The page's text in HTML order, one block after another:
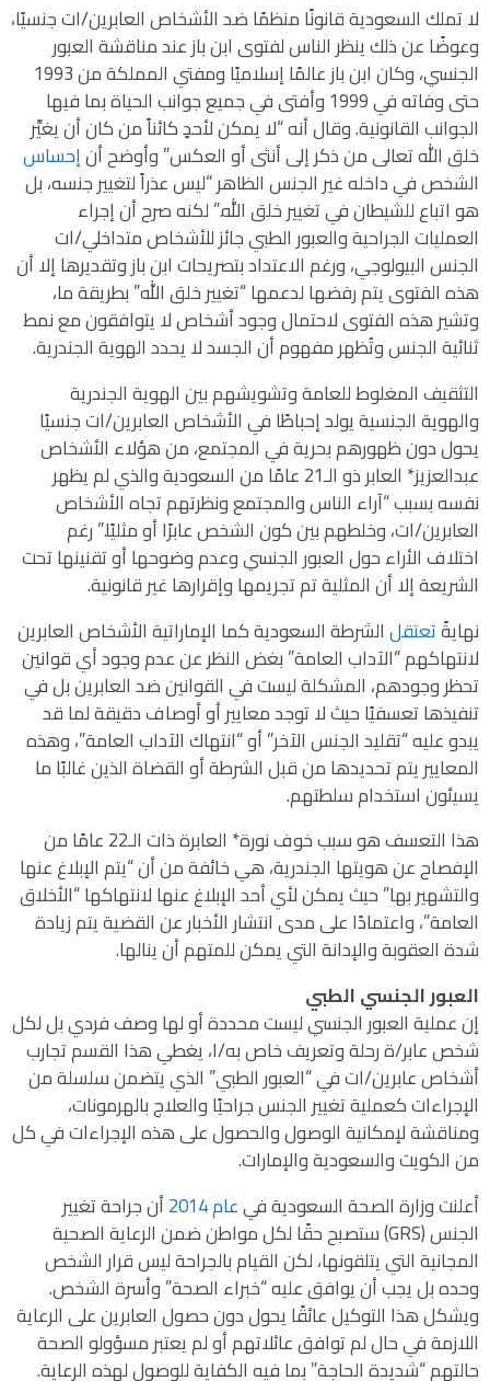
لا تملك السعودية قانونًا منظمًا ضد الأشخاص العابرين/ات جنسيًا،
وعوضًا عن ذلك ينظر الناس لفتوى ابن باز عند مناقشة العبور
الجنسي، وكان ابن باز عالمًا إسلاميًا ومفتي المملكة من 1993
حتى وفاته في 1999 وأفتى في جميع جوانب الحياة بما فيها
الجوانب القانونية. وقال أنه “لا يمكن لأحدٍ كائناً من كان أن يغيِّر
خلق الله تعالى من ذكر إلى أنثى أو العكس” وأوضح أنإحساس
الشخص في داخله غير الجنس الظاهر “ليس عذراً لتغيير جنسه، بل
هو اتباع للشيطان في تغيير خلق الله.” لكنه صرح أن إجراء
العمليات الجراحية والعبور الطبي جائز للأشخاص متداخلي/ات
الجنس البيولوجي، ورغم الاعتداد بتصريحات ابن باز وتقديرها إلا أن
هذه الفتوى يتم رفضها لدعمها “تغيير خلق الله” بطريقة ما،
وتشير هذه الفتوى لاحتمال وجود أشخاص لا يتوافقون مع نمط
ثنائية الجنس وتُظهر مفهوم أن الجسد لا يحدد الهوية الجندرية.
التثقيف المغلوط للعامة وتشويشهم بين الهوية الجندرية
والهوية الجنسية يولد إحباطًا في الأشخاص العابرين/ات جنسيًا
يحول دون ظهورهم بحرية في المجتمع، من هؤلاء الأشخاص
عبدالعزيز* العابر ذو الـ21 عامًا من السعودية والذي لم يظهر
نفسه بسبب “آراء الناس والمجتمع ونظرتهم تجاه الأشخاص
العابرين/ات، وخلطهم بين كون الشخص عابرًا أو مثليًا.” رغم
اختلاف الأراء حول العبور الجنسي وعدم وضوحها أو تقنينها تحت
الشريعة إلا أن المثلية تم تجريمها وإقرارها غير قانونية.
نهايةًتعتقلالشرطة السعودية كما الإماراتية الأشخاص العابرين
لانتهاكهم “الآداب العامة” بغض النظر عن عدم وجود أي قوانين
تحظر وجودهم، المشكلة ليست في القوانين ضد العابرين بل في
تنفيذها تعسفيًا حيث لا توجد معايير أو أوصاف دقيقة لما قد
يبدو عليه “تقليد الجنس الآخر” أو “انتهاك الآداب العامة”، وهذه
المعايير يتم تحديدها من قبل الشرطة أو القضاة الذين غالبًا ما
يسيئون استخدام سلطتهم.
هذا التعسف هو سبب خوف نورة* العابرة ذات الـ22 عامًا من
الإفصاح عن هويتها الجندرية، هي خائفة من أن “يتم الإبلاغ عنها
والتشهير بها” حيث يمكن لأي أحد الإبلاغ عنها لانتهاكها “الأخلاق
العامة”، واعتمادًا على مدى انتشار الأخبار عن القضية يتم زيادة
شدة العقوبة والإدانة التي يمكن للمتهم أن ينالها.
العبور الجنسي الطبي
إن عملية العبور الجنسي ليست محددة أو لها وصف فردي بل لكل
شخص عابر/ة رحلة وتعريف خاص به/ا، يغطي هذا القسم تجارب
أشخاص عابرين/ات في “العبور الطبي” الذي يتضمن سلسلة من
الإجراءات كعملية تغيير الجنس جراحيًا والعلاج بالهرمونات،
ومناقشة لإمكانية الوصول والحصول على هذه الإجراءات في كل
من الكويت والسعودية والإمارات.
أعلنت وزارة الصحة السعودية فيعام 2014 أن جراحة تغيير
الجنس (GRS) ستصبح حقًا لكل مواطن ضمن الرعاية الصحية
المجانية التي يتلقونها، لكن القيام بالجراحة ليس قرار الشخص
وحده بل يجب أن يوافق عليه “خبراء الصحة” وأسرة الشخص.
ويشكل هذا التوكيل عائقًا يحول دون حصول العابرين على الرعاية
اللازمة في حال لم توافق عائلاتهم أو لم يعتبر مسؤولو الصحة
حالتهم “شديدة الحاجة” بما فيه الكفاية للوصول لهذه الرعاية.